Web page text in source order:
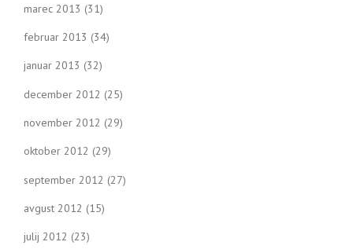
marec 2013 (31)
februar 2013 (34)
januar 2013 (32)
december 2012 (25)
november 2012 (29)
oktober 2012 (29)
september 2012 (27)
avgust 2012 (15)
julij 2012 (23)